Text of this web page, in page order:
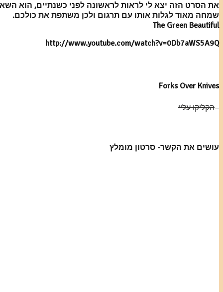
את הסרט הזה יצא לי לראות לראשונה לפני כשנתיים, הוא
שמחה מאוד לגלות אותו עם תרגום ולכן משתפת את כולכם.
The Green Beautiful
http://www.youtube.com/watch?v=0Db7aWS5A9Q
Forks Over Knives
–הקליקו עליי
עושים את הקשר- סרטון מומלץ